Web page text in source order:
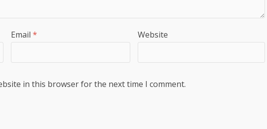
Email * Website
in this browser for the next time I comment.